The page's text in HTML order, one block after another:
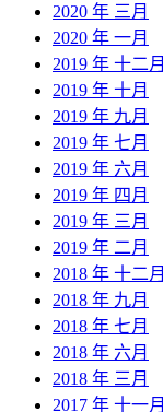
2020 年 三月
2020 年 一月
2019 年 十二月
2019 年 十月
2019 年 九月
2019 年 七月
2019 年 六月
2019 年 四月
2019 年 三月
2019 年 二月
2018 年 十二月
2018 年 九月
2018 年 七月
2018 年 六月
2018 年 三月
2017 年 十一月